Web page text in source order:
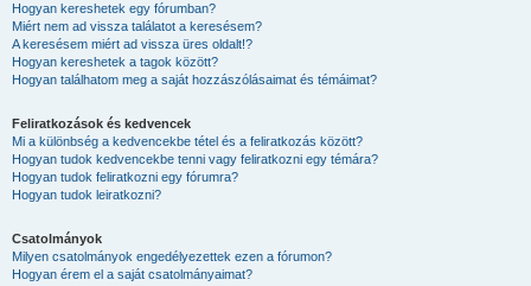
Hogyan kereshetek egy fórumban?
Miért nem ad vissza találatot a keresésem?
A keresésem miért ad vissza üres oldalt!?
Hogyan kereshetek a tagok között?
Hogyan találhatom meg a saját hozzászólásaimat és témáimat?
Feliratkozások és kedvencek
Mi a különbség a kedvencekbe tétel és a feliratkozás között?
Hogyan tudok kedvencekbe tenni vagy feliratkozni egy témára?
Hogyan tudok feliratkozni egy fórumra?
Hogyan tudok leiratkozni?
Csatolmányok
Milyen csatolmányok engedélyezettek ezen a fórumon?
Hogyan érem el a saját csatolmányaimat?